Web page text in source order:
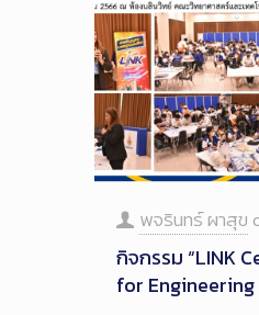
พจรินทร์ ผาสุข
กิจกรรม “LINK
for Engineering